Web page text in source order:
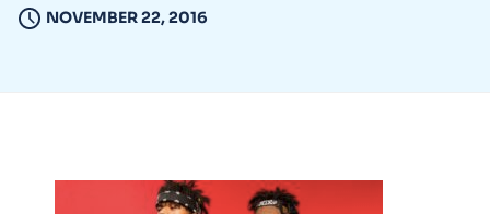
NOVEMBER 22, 2016